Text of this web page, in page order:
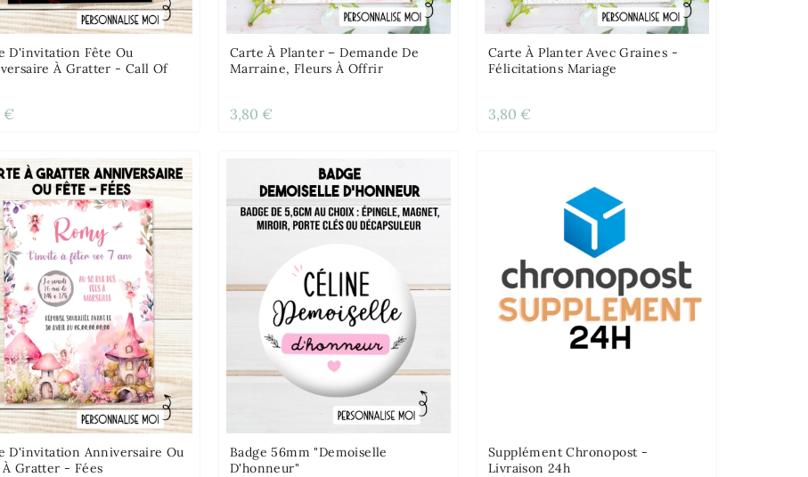
D'invitation Fête Ou
À Gratter - Call Of
€
Carte À Planter – Demande De
Marraine, Fleurs À Offrir
3,80 €
Carte À Planter Avec Graines -
Félicitations Mariage
3,80 €
D'invitation Anniversaire Ou
Gratter - Fées
Badge 56mm "Demoiselle
D'honneur"
Supplément Chronopost -
Livraison 24h